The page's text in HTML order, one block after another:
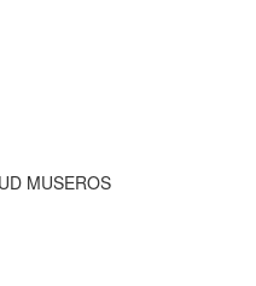
MUSEROS